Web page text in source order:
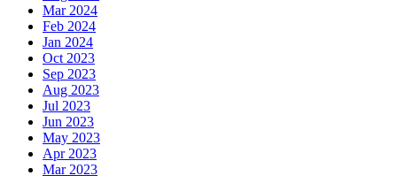
Mar 2024
Feb 2024
Jan 2024
Oct 2023
Sep 2023
Aug 2023
Jul 2023
Jun 2023
May 2023
Apr 2023
Mar 2023